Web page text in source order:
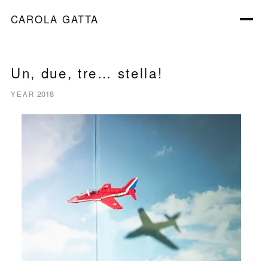
CAROLA GATTA
Un, due, tre… stella!
YEAR 2018